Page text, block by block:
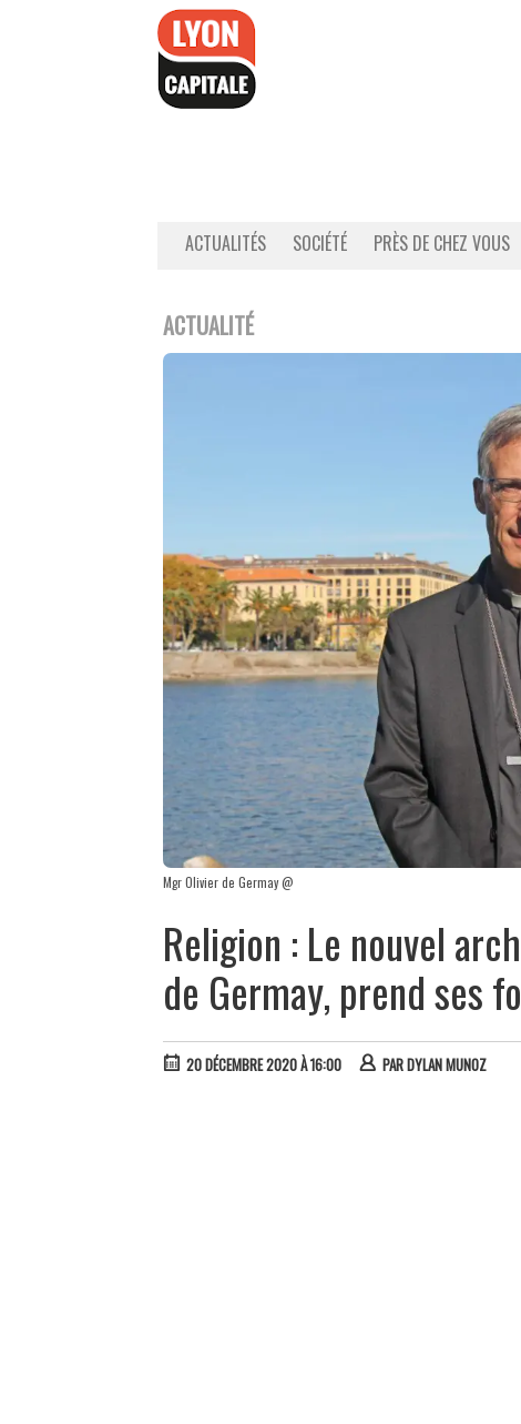
ACTUALITÉS SOCIÉTÉ PRÈS DE CHEZ VOUS
ACTUALITÉ
Mgr Olivier de Germay @
Religion : Le nouvel
de Germay, prend ses
20 DÉCEMBRE 2020 À 16:00 PARDYLAN MUNOZ